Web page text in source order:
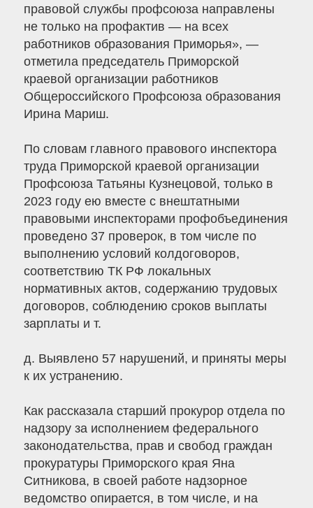
правовой службы профсоюза направлены
не только на профактив — на всех
работников образования Приморья», —
отметила председатель Приморской
краевой организации работников
Общероссийского Профсоюза образования
Ирина Мариш.
По словам главного правового инспектора
труда Приморской краевой организации
Профсоюза Татьяны Кузнецовой, только в
2023 году ею вместе с внештатными
правовыми инспекторами профобъединения
проведено 37 проверок, в том числе по
выполнению условий колдоговоров,
соответствию ТК РФ локальных
нормативных актов, содержанию трудовых
договоров, соблюдению сроков выплаты
зарплаты и т.
д. Выявлено 57 нарушений, и приняты меры
к их устранению.
Как рассказала старший прокурор отдела по
надзору за исполнением федерального
законодательства, прав и свобод граждан
прокуратуры Приморского края Яна
Ситникова, в своей работе надзорное
ведомство опирается, в том числе, и на